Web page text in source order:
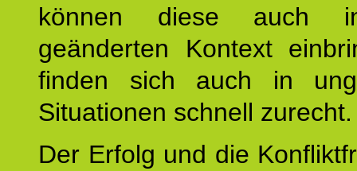
können diese auch
geänderten Kontext
finden sich auch in
Situationen schnell zurecht.
Der Erfolg und die